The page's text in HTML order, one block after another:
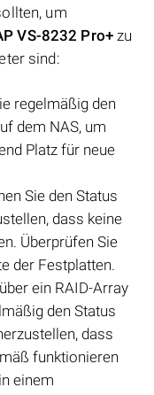
um
VS-8232 Pro+zu
sind:
regelmäßig den
dem NAS, um
Platz für neue
Sie den Status
dass keine
Überprüfen Sie
der Festplatten.
ein RAID-Array
den Status
dass
funktionieren
einem